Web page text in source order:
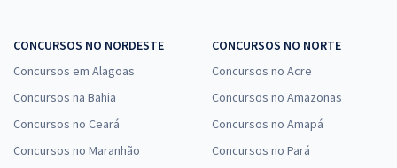
CONCURSOS NO NORDESTE
Concursos em Alagoas
Concursos na Bahia
Concursos no Ceará
Concursos no Maranhão
CONCURSOS NO NORTE
Concursos no Acre
Concursos no Amazonas
Concursos no Amapá
Concursos no Pará